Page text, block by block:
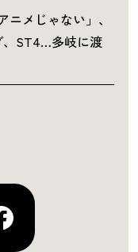
メじゃない」、
、ST4…多岐に渡